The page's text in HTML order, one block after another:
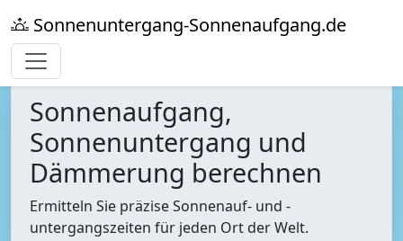
Sonnenuntergang-Sonnenaufgang.de
Sonnenaufgang,
Sonnenuntergang und
Dämmerung berechnen
Ermitteln Sie präzise Sonnenauf- und -
untergangszeiten für jeden Ort der Welt.